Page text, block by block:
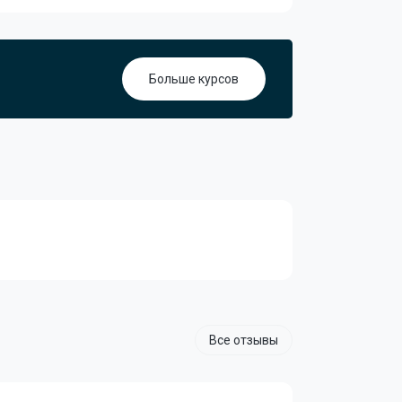
Больше курсов
Все отзывы